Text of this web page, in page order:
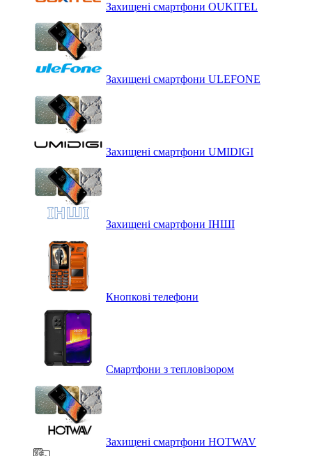
Захищені смартфони OUKITEL
Захищені смартфони ULEFONE
Захищені смартфони UMIDIGI
Захищені смартфони ІНШІ
Кнопкові телефони
Смартфони з тепловізором
Захищені смартфони HOTWAV